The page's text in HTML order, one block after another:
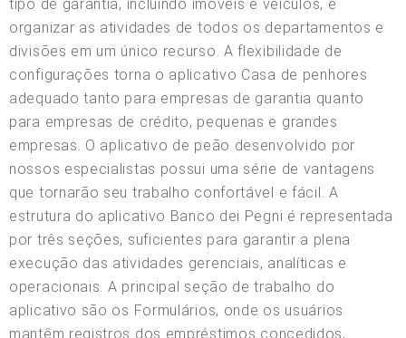
tipo de garantia, incluindo imóveis e veículos, e
organizar as atividades de todos os departamentos e
divisões em um único recurso. A flexibilidade de
configurações torna o aplicativo Casa de penhores
adequado tanto para empresas de garantia quanto
para empresas de crédito, pequenas e grandes
empresas. O aplicativo de peão desenvolvido por
nossos especialistas possui uma série de vantagens
que tornarão seu trabalho confortável e fácil. A
estrutura do aplicativo Banco dei Pegni é representada
por três seções, suficientes para garantir a plena
execução das atividades gerenciais, analíticas e
operacionais. A principal seção de trabalho do
aplicativo são os Formulários, onde os usuários
mantêm registros dos empréstimos concedidos,